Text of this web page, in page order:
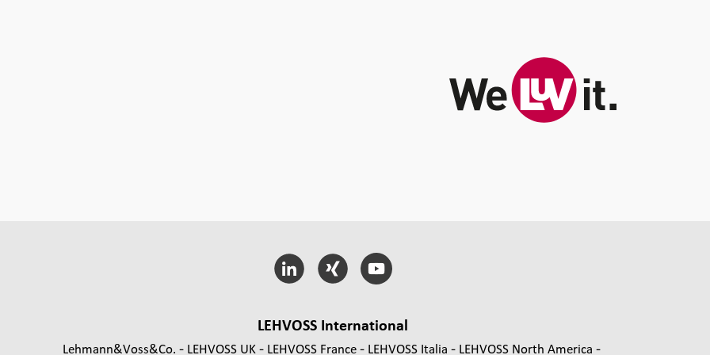
LEHVOSS International
Lehmann&Voss&Co. LEHVOSS UK LEHVOSS France LEHVOSS Italia LEHVOSS North America